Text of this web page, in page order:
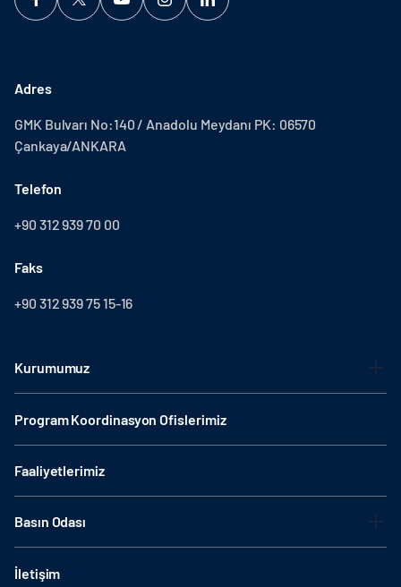
Adres
GMK Bulvarı No:140 / Anadolu Meydanı PK: 06570
Çankaya/ANKARA
Telefon
+90 312 939 70 00
Faks
+90 312 939 75 15-16
Kurumumuz
Program Koordinasyon Ofislerimiz
Faaliyetlerimiz
Basın Odası
İletişim